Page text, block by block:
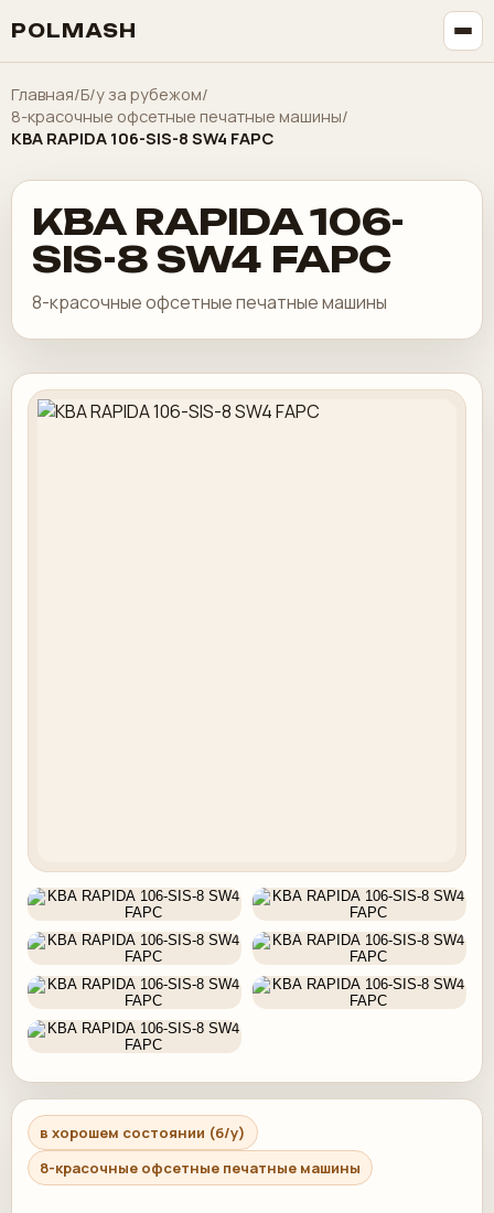
POLMASH
Главная/Б/у за рубежом/
8-красочные офсетные печатные машины/
KBA RAPIDA 106-SIS-8 SW4 FAPC
KBA RAPIDA 106-
SIS-8 SW4 FAPC
8-красочные офсетные печатные машины
в хорошем состоянии (б/у)
8-красочные офсетные печатные машины